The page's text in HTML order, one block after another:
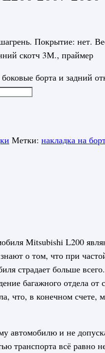
Покрытие: нет.
скотч 3М., праймер
борта и задний
Метки: накладка на
Mitsubishi L200
о том, что при
страдает больше
багажного отдела
что, в конечном счете,
автомобилю и не
транспорта всё равно